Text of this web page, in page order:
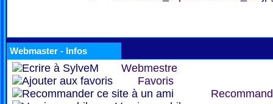
Webmaster - Infos
Webmestre
Favoris